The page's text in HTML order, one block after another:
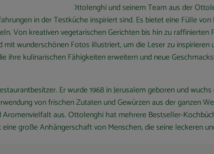
von Yotam Ottolenghi und seinem Team aus der
in der Testküche inspiriert sind. Es bietet eine Fülle
Von kreativen vegetarischen Gerichten bis hin zu
wunderschönen Fotos illustriert, um die Leser zu
ihre kulinarischen Fähigkeiten erweitern und neue
Er wurde 1968 in Jerusalem geboren und
von frischen Zutaten und Gewürzen aus der ganzen
aus. Ottolenghi hat mehrere Bestseller-
große Anhängerschaft von Menschen, die seine leckeren